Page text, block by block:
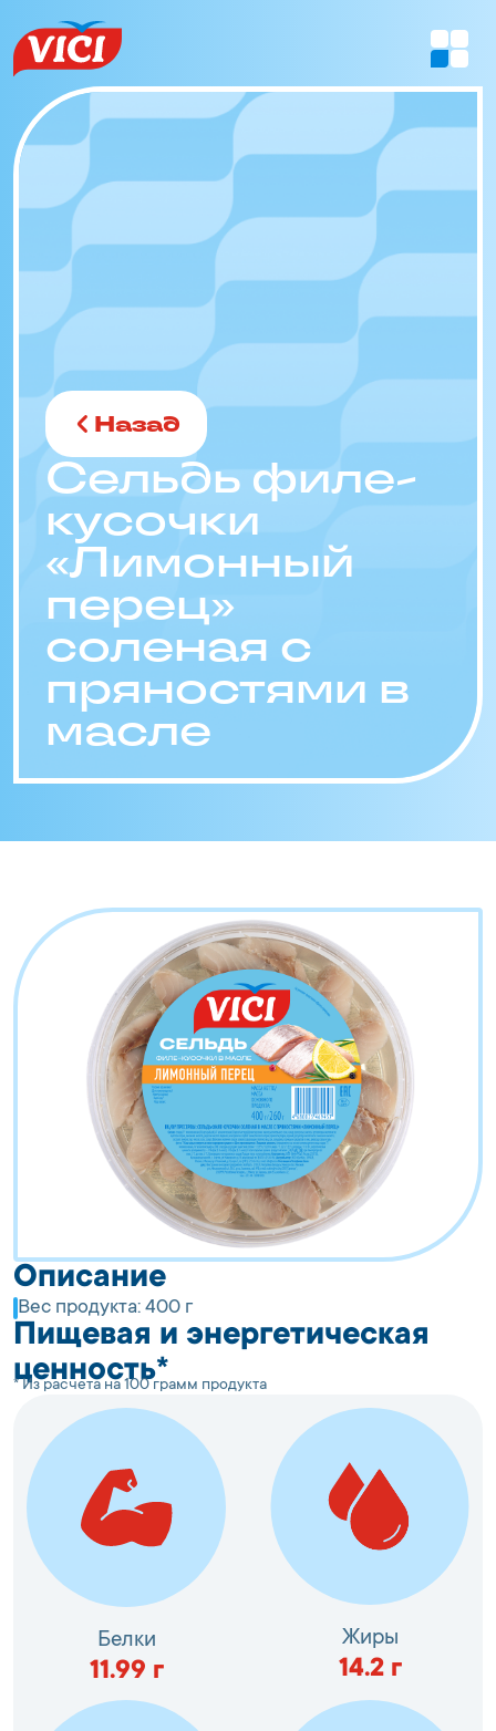
Назад
Сельдь филе-
кусочки
«Лимонный
перец»
соленая с
пряностями в
масле
Описание
Вес продукта: 400 г
Пищевая и энергетическая
ценность*
* Из расчета на 100 грамм продукта
Белки
11.99 г
Жиры
14.2г